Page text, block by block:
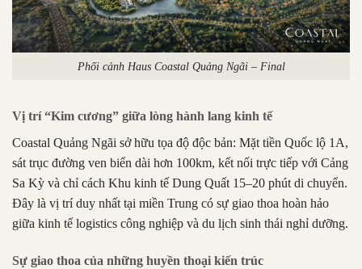
Phối cảnh Haus Coastal Quảng Ngãi – Final
Vị trí “Kim cương” giữa lòng hành lang kinh tế
Coastal Quảng Ngãi sở hữu tọa độ độc bản: Mặt tiền Quốc lộ 1A,
sát trục đường ven biển dài hơn 100km, kết nối trực tiếp với Cảng
Sa Kỳ và chỉ cách Khu kinh tế Dung Quất 15–20 phút di chuyển.
Đây là vị trí duy nhất tại miền Trung có sự giao thoa hoàn hảo
giữa kinh tế logistics công nghiệp và du lịch sinh thái nghỉ dưỡng.
Sự giao thoa của những huyền thoại kiến trúc